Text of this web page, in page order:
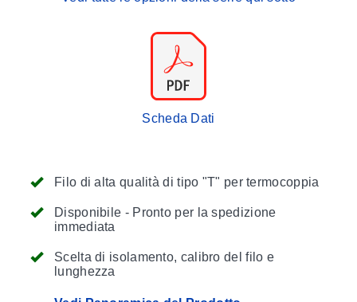
Filo di alta qualità di tipo "T" per termocoppia
Disponibile - Pronto per la spedizione
immediata
Scelta di isolamento, calibro del filo e
lunghezza
Scheda Dati